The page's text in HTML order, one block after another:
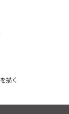
描く